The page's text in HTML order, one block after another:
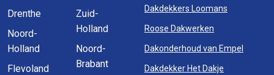
Drenthe
Noord-
Holland
Flevoland
Zuid-
Holland
Noord-
Brabant
Dakdekkers Loomans
Roose Dakwerken
Dakonderhoud van Empel
Dakdekker Het Dakje